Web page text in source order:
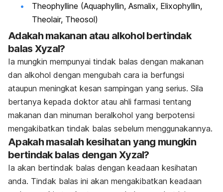
Theophylline (Aquaphyllin, Asmalix, Elixophyllin,
Theolair, Theosol)
Adakah makanan atau alkohol bertindak
balas Xyzal?
Ia mungkin mempunyai tindak balas dengan makanan
dan alkohol dengan mengubah cara ia berfungsi
ataupun meningkat kesan sampingan yang serius. Sila
bertanya kepada doktor atau ahli farmasi tentang
makanan dan minuman beralkohol yang berpotensi
mengakibatkan tindak balas sebelum menggunakannya.
Apakah masalah kesihatan yang mungkin
bertindak balas dengan Xyzal?
Ia akan bertindak balas dengan keadaan kesihatan
anda. Tindak balas ini akan mengakibatkan keadaan